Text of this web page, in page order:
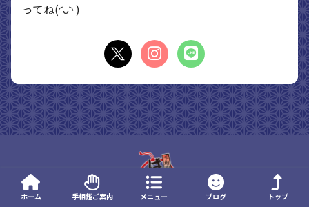
ってね(◜ᴗ◝ )
ホーム 手相鑑ご案内 メニュー ブログ トップ